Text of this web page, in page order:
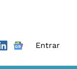
Entrar